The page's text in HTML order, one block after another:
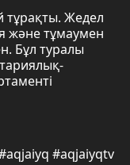
тұрақты. Жедел
және тұмаумен
Бұл туралы
#aqjaiyqtv